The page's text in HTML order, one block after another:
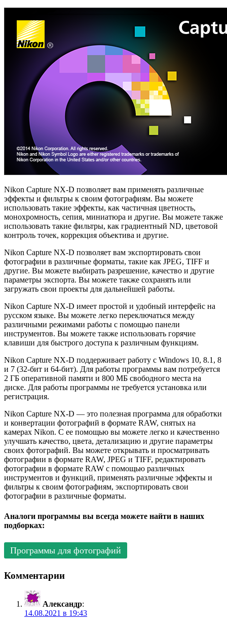
Nikon Capture NX-D позволяет вам применять различные
эффекты и фильтры к своим фотографиям. Вы можете
использовать такие эффекты, как частичная цветность,
монохромность, сепия, миниатюра и другие. Вы можете также
использовать такие фильтры, как градиентный ND, цветовой
контроль точек, коррекция объектива и другие.
Nikon Capture NX-D позволяет вам экспортировать свои
фотографии в различные форматы, такие как JPEG, TIFF и
другие. Вы можете выбирать разрешение, качество и другие
параметры экспорта. Вы можете также сохранять или
загружать свои проекты для дальнейшей работы.
Nikon Capture NX-D имеет простой и удобный интерфейс на
русском языке. Вы можете легко переключаться между
различными режимами работы с помощью панели
инструментов. Вы можете также использовать горячие
клавиши для быстрого доступа к различным функциям.
Nikon Capture NX-D поддерживает работу с Windows 10, 8.1, 8
и 7 (32-бит и 64-бит). Для работы программы вам потребуется
2 ГБ оперативной памяти и 800 МБ свободного места на
диске. Для работы программы не требуется установка или
регистрация.
Nikon Capture NX-D — это полезная программа для обработки
и конвертации фотографий в формате RAW, снятых на
камерах Nikon. С ее помощью вы можете легко и качественно
улучшать качество, цвета, детализацию и другие параметры
своих фотографий. Вы можете открывать и просматривать
фотографии в формате RAW, JPEG и TIFF, редактировать
фотографии в формате RAW с помощью различных
инструментов и функций, применять различные эффекты и
фильтры к своим фотографиям, экспортировать свои
фотографии в различные форматы.
Аналоги программы вы всегда можете найти в наших
подборках:
Программы для фотографий
Комментарии
Александр:
14.08.2021 в 19:43